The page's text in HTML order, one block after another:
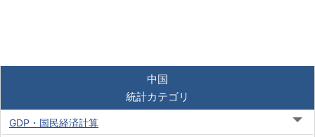
中国
統計カテゴリ
GDP・国民経済計算